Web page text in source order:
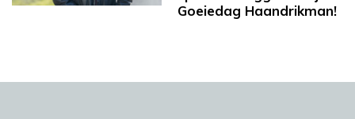
Goeiedag Haandrikman!